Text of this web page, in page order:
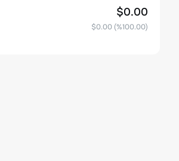
$0.00
$0.00(%100.00)